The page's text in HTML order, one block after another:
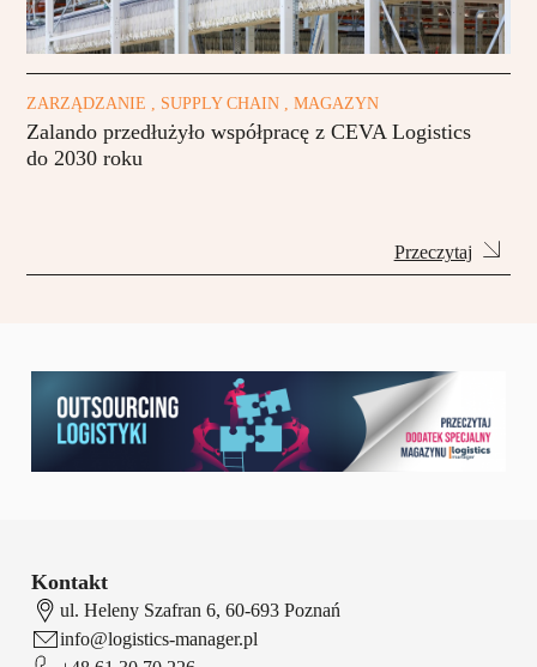
ZARZĄDZANIE , SUPPLY CHAIN , MAGAZYN
Zalando przedłużyło współpracę z CEVA Logistics
do 2030 roku
Przeczytaj
Kontakt
ul. Heleny Szafran 6, 60-693 Poznań
info@logistics-manager.pl